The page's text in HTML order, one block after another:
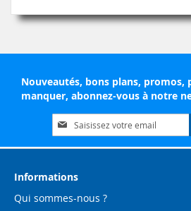
Nouveautés, bons plans, promos,
manquer, abonnez-vous à notre
Inscription
à
notre
d’information
Informations
Qui sommes-nous ?